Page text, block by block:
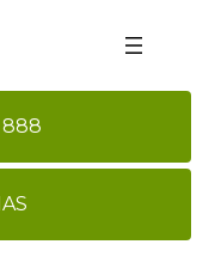
888